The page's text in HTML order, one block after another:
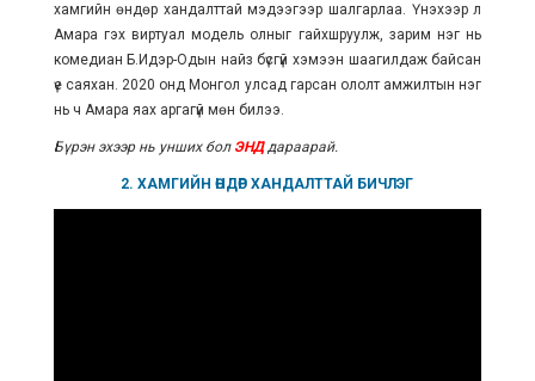
хамгийн өндөр хандалттай мэдээгээр шалгарлаа. Үнэхээр л
Амара гэх виртуал модель олныг гайхшруулж, зарим нэг нь
комедиан Б.Идэр-Одын найз бүсгүй хэмээн шаагилдаж байсан
үе саяхан. 2020 онд Монгол улсад гарсан ололт амжилтын нэг
нь ч Амара яах аргагүй мөн билээ.
Бүрэн эхээр нь унших бол ЭНДдараарай.
2. ХАМГИЙН ӨНДӨР ХАНДАЛТТАЙ БИЧЛЭГ